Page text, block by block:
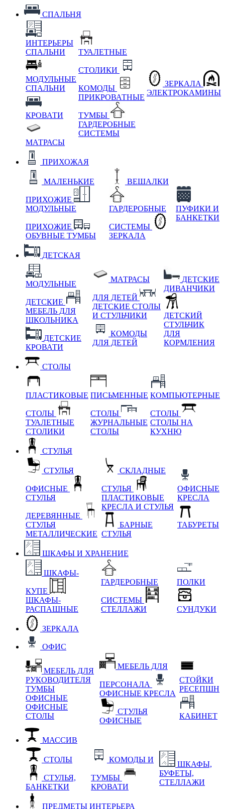
СПАЛЬНЯ
ИНТЕРЬЕРЫ
СПАЛЬНИ
МОДУЛЬНЫЕ
СПАЛЬНИ
КРОВАТИ
МАТРАСЫ
ТУАЛЕТНЫЕ
СТОЛИКИ
КОМОДЫ
ПРИКРОВАТНЫЕ
ТУМБЫ
ГАРДЕРОБНЫЕ
СИСТЕМЫ
ЗЕРКАЛА
ЭЛЕКТРОКАМИНЫ
ПРИХОЖАЯ
МАЛЕНЬКИЕ
ПРИХОЖИЕ
МОДУЛЬНЫЕ
ПРИХОЖИЕ
ОБУВНЫЕ ТУМБЫ
ВЕШАЛКИ
ГАРДЕРОБНЫЕ
СИСТЕМЫ
ЗЕРКАЛА
ПУФИКИ И
БАНКЕТКИ
ДЕТСКАЯ
МОДУЛЬНЫЕ
ДЕТСКИЕ
МЕБЕЛЬ ДЛЯ
ШКОЛЬНИКА
ДЕТСКИЕ
КРОВАТИ
МАТРАСЫ
ДЛЯ ДЕТЕЙ
ДЕТСКИЕ СТОЛЫ
И СТУЛЬЧИКИ
КОМОДЫ
ДЛЯ ДЕТЕЙ
ДЕТСКИЕ
ДИВАНЧИКИ
ДЕТСКИЙ
СТУЛЬЧИК
ДЛЯ
КОРМЛЕНИЯ
СТОЛЫ
ПЛАСТИКОВЫЕ
СТОЛЫ
ТУАЛЕТНЫЕ
СТОЛИКИ
ПИСЬМЕННЫЕ
СТОЛЫ
ЖУРНАЛЬНЫЕ
СТОЛЫ
КОМПЬЮТЕРНЫЕ
СТОЛЫ
СТОЛЫ НА
КУХНЮ
СТУЛЬЯ
СТУЛЬЯ
ОФИСНЫЕ
СТУЛЬЯ
ДЕРЕВЯННЫЕ
СТУЛЬЯ
МЕТАЛЛИЧЕСКИЕ
СКЛАДНЫЕ
СТУЛЬЯ
ПЛАСТИКОВЫЕ
КРЕСЛА И СТУЛЬЯ
БАРНЫЕ
СТУЛЬЯ
ОФИСНЫЕ
КРЕСЛА
ТАБУРЕТЫ
ШКАФЫ И ХРАНЕНИЕ
ШКАФЫ-
КУПЕ
ШКАФЫ-
РАСПАШНЫЕ
ГАРДЕРОБНЫЕ
СИСТЕМЫ
СТЕЛЛАЖИ
ПОЛКИ
СУНДУКИ
ЗЕРКАЛА
ОФИС
МЕБЕЛЬ ДЛЯ
РУКОВОДИТЕЛЯ
ТУМБЫ
ОФИСНЫЕ
ОФИСНЫЕ
СТОЛЫ
МЕБЕЛЬ ДЛЯ
ПЕРСОНАЛА
ОФИСНЫЕ КРЕСЛА
СТУЛЬЯ
ОФИСНЫЕ
СТОЙКИ
РЕСЕПШН
КАБИНЕТ
МАССИВ
СТОЛЫ
СТУЛЬЯ,
БАНКЕТКИ
КОМОДЫ И
ТУМБЫ
КРОВАТИ
ШКАФЫ,
БУФЕТЫ,
СТЕЛЛАЖИ
ПРЕДМЕТЫ ИНТЕРЬЕРА